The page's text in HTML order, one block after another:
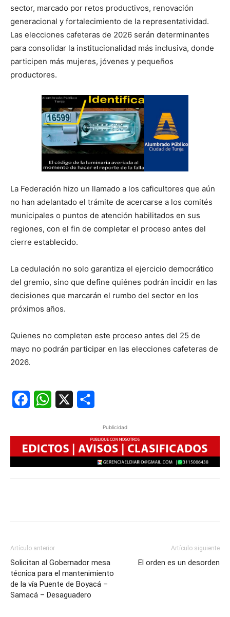
sector, marcado por retos productivos, renovación
generacional y fortalecimiento de la representatividad.
Las elecciones cafeteras de 2026 serán determinantes
para consolidar la institucionalidad más inclusiva, donde
participen más mujeres, jóvenes y pequeños
productores.
La Federación hizo un llamado a los caficultores que aún
no han adelantado el trámite de acercarse a los comités
municipales o puntos de atención habilitados en sus
regiones, con el fin de completar el proceso antes del
cierre establecido.
La cedulación no solo garantiza el ejercicio democrático
del gremio, sino que define quiénes podrán incidir en las
decisiones que marcarán el rumbo del sector en los
próximos años.
Quienes no completen este proceso antes del 25 de
mayo no podrán participar en las elecciones cafeteras de
2026.
FacebookWhatsApp
Publicidad
Artículo anterior
Solicitan al Gobernador mesa
técnica para el mantenimiento
de la vía Puente de Boyacá –
Samacá – Desaguadero
Artículo siguiente
El orden es un desorden